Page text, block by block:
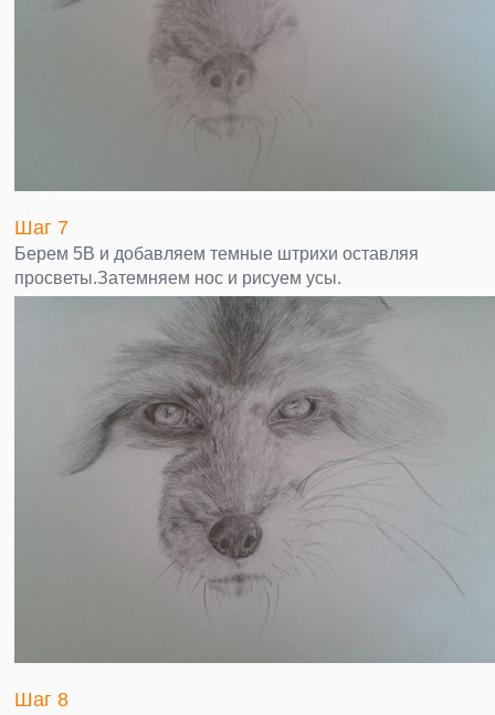
Шаг 7
Берем 5B и добавляем темные штрихи оставляя
просветы.Затемняем нос и рисуем усы.
Шаг 8